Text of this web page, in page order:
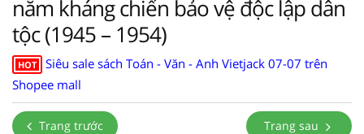
năm kháng chiến bảo vệ độc lập dân
tộc (1945 – 1954)
HOT
Siêu sale sách Toán - Văn - Anh Vietjack 07-07 trên
Shopee mall
Trang trước Trang sau